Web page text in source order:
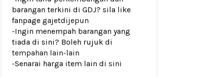
barangan terkini di GDJ? sila like
fanpage gajetdijepun
-Ingin menempah barangan yang
tiada di sini? Boleh rujuk di
tempahan lain-lain
-Senarai harga item lain di sini